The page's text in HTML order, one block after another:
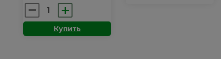
Количество
товара
БарбарисКупить